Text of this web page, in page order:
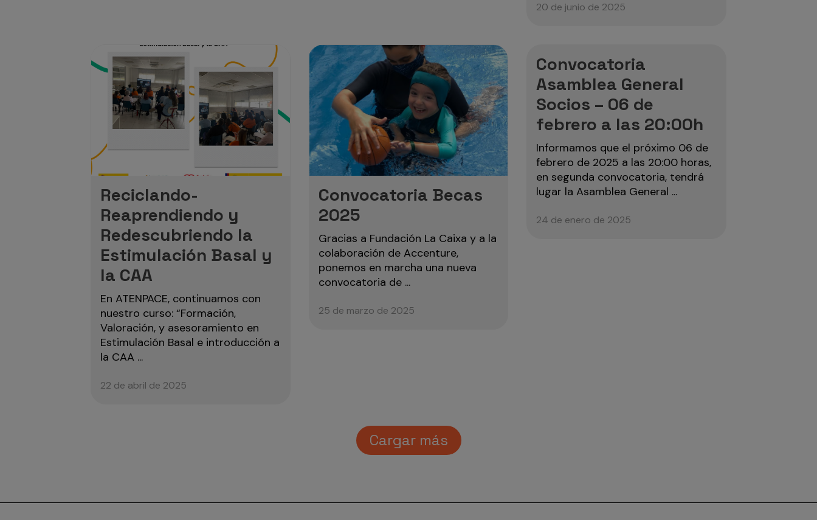
20 de junio de 2025
Reciclando-
Reaprendiendo y
Redescubriendo la
Estimulación Basal y
la CAA
En ATENPACE, continuamos con
nuestro curso: “Formación,
Valoración, y asesoramiento en
Estimulación Basal e introducción a
la CAA ...
22 de abril de 2025
Convocatoria Becas
2025
Gracias a Fundación La Caixa y a la
colaboración de Accenture,
ponemos en marcha una nueva
convocatoria de ...
25 de marzo de 2025
Convocatoria
Asamblea General
Socios – 06 de
febrero a las 20:00h
Informamos que el próximo 06 de
febrero de 2025 a las 20:00 horas,
en segunda convocatoria, tendrá
lugar la Asamblea General ...
24 de enero de 2025
Cargar más